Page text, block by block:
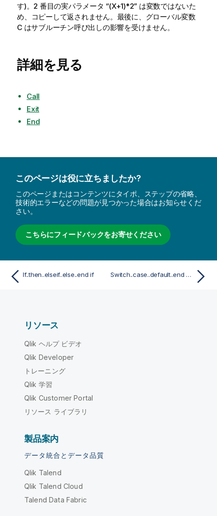
す)。2 番目の実パラメータ “(X+1)*2” は変数ではないた
め、コピーして返されません。最後に、グローバル変数
C はサブルーチン呼び出しの影響を受けません。
詳細を見る
Call
Exit
End
このページは役に立ちましたか?
このページまたはコンテンツにタイポ、ステップの省略、
技術的エラーなどの問題が見つかった場合はお知らせくだ
さい。
こちらにフィードバックをお寄せください
If..then..elseif..else..end if Switch..case..default..end switch
リソース
Qlik ヘルプ ビデオ
Qlik Developer
トレーニング
Qlik 学習
Qlik Customer Portal
リソース ライブラリ
製品案内
データ統合とデータ品質
Qlik Talend
Qlik Talend Cloud
Talend Data Fabric